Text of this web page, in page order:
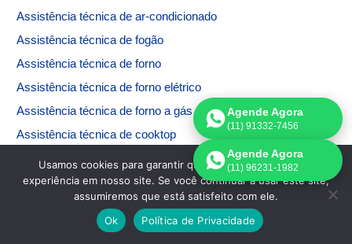
Assistência técnica de ar-condicionado
Assistência técnica de fogão
Assistência técnica de forno
Assistência técnica de forno elétrico
Assistência técnica de forno a gás
Assistência técnica de cooktop
Assistência técnica de microondas
Assistência técnica de máquina de lavar
Assistência técnica de máquina de secar
Assistência técnica de máquina de lavar e secar
Agende Agora
(11) 91332-7456
Agende Agora
(11) 96231-1982
Usamos cookies para garantir que oferecemos a melhor
experiência em nosso site. Se você continuar a usar este site,
assumiremos que está satisfeito com ele.
Ok
Política de Privacidade